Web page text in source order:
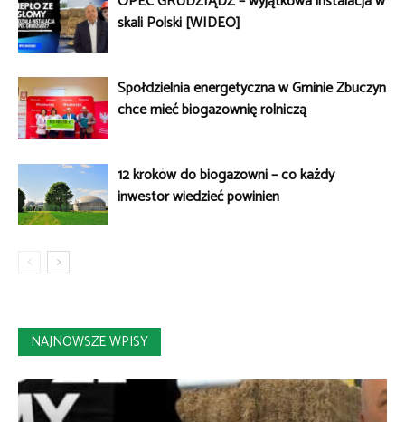
skali Polski [WIDEO]
Spółdzielnia energetyczna w Gminie Zbuczyn
chce mieć biogazownię rolniczą
12 kroków do biogazowni – co każdy
inwestor wiedzieć powinien
NAJNOWSZE WPISY